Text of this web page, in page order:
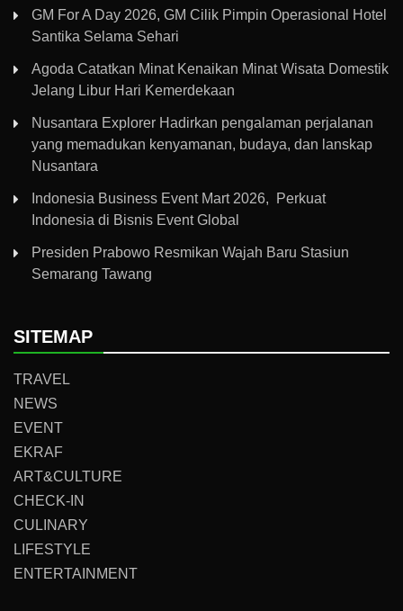
GM For A Day 2026, GM Cilik Pimpin Operasional Hotel
Santika Selama Sehari
Agoda Catatkan Minat Kenaikan Minat Wisata Domestik
Jelang Libur Hari Kemerdekaan
Nusantara Explorer Hadirkan pengalaman perjalanan
yang memadukan kenyamanan, budaya, dan lanskap
Nusantara
Indonesia Business Event Mart 2026, Perkuat
Indonesia di Bisnis Event Global
Presiden Prabowo Resmikan Wajah Baru Stasiun
Semarang Tawang
SITEMAP
TRAVEL
NEWS
EVENT
EKRAF
ART&CULTURE
CHECK-IN
CULINARY
LIFESTYLE
ENTERTAINMENT